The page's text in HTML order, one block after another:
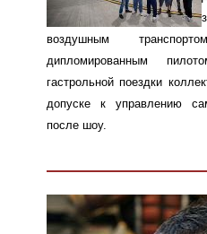
воздушным
дипломированным
гастрольной поездки
допуске к управлению
после шоу.